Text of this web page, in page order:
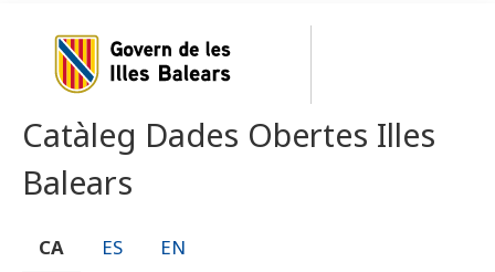
Catàleg Dades Obertes Illes
Balears
CA ES EN